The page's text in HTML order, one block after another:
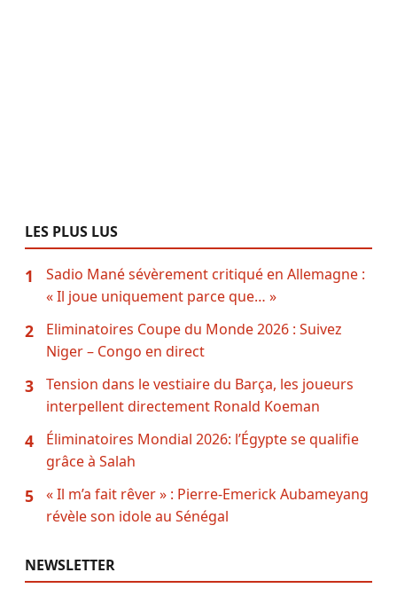
LES PLUS LUS
1
Sadio Mané sévèrement critiqué en Allemagne :
« Il joue uniquement parce que… »
2
Eliminatoires Coupe du Monde 2026 : Suivez
Niger – Congo en direct
3
Tension dans le vestiaire du Barça, les joueurs
interpellent directement Ronald Koeman
4
Éliminatoires Mondial 2026: l’Égypte se qualifie
grâce à Salah
5
« Il m’a fait rêver » : Pierre-Emerick Aubameyang
révèle son idole au Sénégal
NEWSLETTER